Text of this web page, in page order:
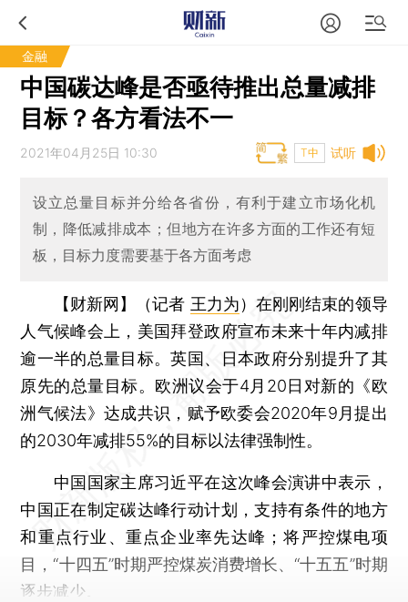
金融
中国碳达峰是否亟待推出总量减排
目标？各方看法不一
试听
2021年04月25日 10:30 T中
设立总量目标并分给各省份，有利于建立市场化机
制，降低减排成本；但地方在许多方面的工作还有短
板，目标力度需要基于各方面考虑
【财新网】（记者 王力为） 在刚刚结束的领导
人气候峰会上，美国拜登政府宣布未来十年内减排
逾一半的总量目标。英国、日本政府分别提升了其
原先的总量目标。欧洲议会于4月20日对新的《欧
洲气候法》达成共识，赋予欧委会2020年9月提出
的2030年减排55%的目标以法律强制性。
中国国家主席习近平在这次峰会演讲中表示，
中国正在制定碳达峰行动计划，支持有条件的地方
和重点行业、重点企业率先达峰；将严控煤电项
目，“十四五”时期严控煤炭消费增长、“十五五”时期
逐步减少。